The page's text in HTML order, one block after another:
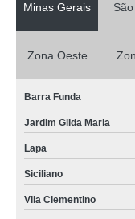
Minas Gerais
Zona Oeste
Barra Funda
Jardim Gilda Maria
Lapa
Siciliano
Vila Clementino